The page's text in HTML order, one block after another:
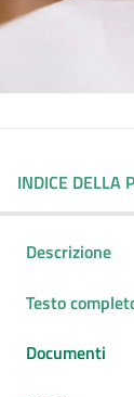
INDICE DELLA
Descrizione
Testo
Documenti